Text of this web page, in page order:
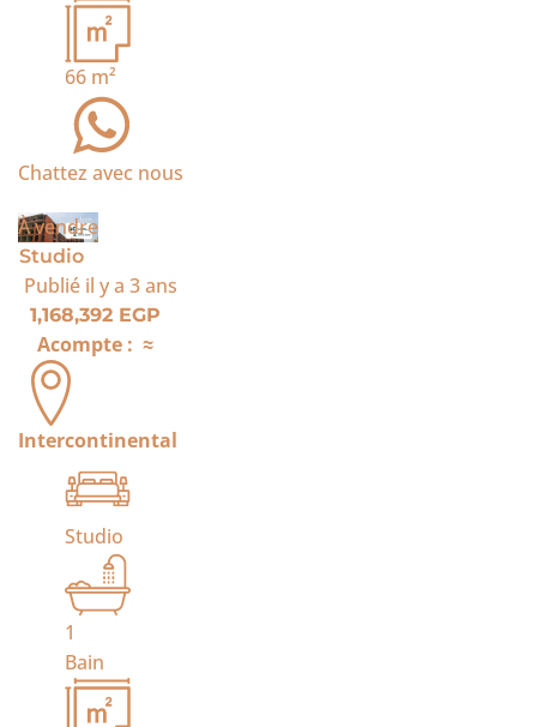
66 m²
Chattez avec nous
À vendre
Studio
Publié il y a 3 ans
1,168,392 EGP
Acompte : ≈
Intercontinental
Studio
1
Bain